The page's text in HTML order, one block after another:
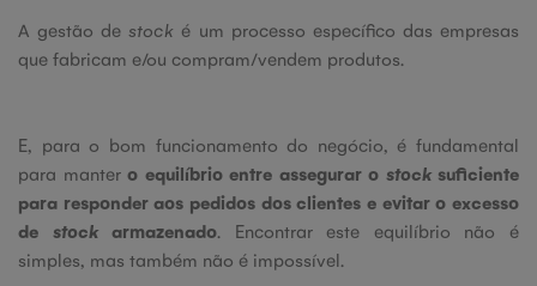
A gestão destock é um processo específico das empresas
que fabricam e/ou compram/vendem produtos.
E, para o bom funcionamento do negócio, é fundamental
para manter o equilíbrio entre assegurar o stocksuficiente
para responder aos pedidos dos clientes e evitar o excesso
de stockarmazenado. Encontrar este equilíbrio não é
simples, mas também não é impossível.